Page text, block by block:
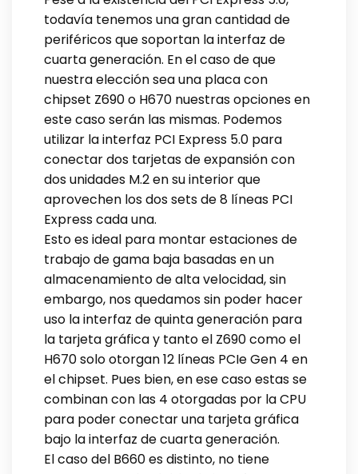
todavía tenemos una gran cantidad de
periféricos que soportan la interfaz de
cuarta generación. En el caso de que
nuestra elección sea una placa con
chipset Z690 o H670 nuestras opciones en
este caso serán las mismas. Podemos
utilizar la interfaz PCI Express 5.0 para
conectar dos tarjetas de expansión con
dos unidades M.2 en su interior que
aprovechen los dos sets de 8 líneas PCI
Express cada una.
Esto es ideal para montar estaciones de
trabajo de gama baja basadas en un
almacenamiento de alta velocidad, sin
embargo, nos quedamos sin poder hacer
uso la interfaz de quinta generación para
la tarjeta gráfica y tanto el Z690 como el
H670 solo otorgan 12 líneas PCIe Gen 4 en
el chipset. Pues bien, en ese caso estas se
combinan con las 4 otorgadas por la CPU
para poder conectar una tarjeta gráfica
bajo la interfaz de cuarta generación.
El caso del B660 es distinto, no tiene